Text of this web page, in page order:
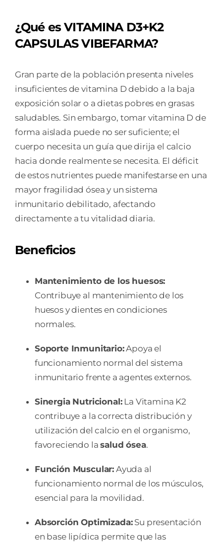
¿Qué es VITAMINA D3+K2
CAPSULAS VIBEFARMA?
Gran parte de la población presenta niveles
insuficientes de vitamina D debido a la baja
exposición solar o a dietas pobres en grasas
saludables. Sin embargo, tomar vitamina D de
forma aislada puede no ser suficiente; el
cuerpo necesita un guía que dirija el calcio
hacia donde realmente se necesita. El déficit
de estos nutrientes puede manifestarse en una
mayor fragilidad ósea y un sistema
inmunitario debilitado, afectando
directamente a tu vitalidad diaria.
Beneficios
Mantenimiento de los huesos:
Contribuye al mantenimiento de los
huesos y dientes en condiciones
normales.
Soporte Inmunitario:Apoya el
funcionamiento normal del sistema
inmunitario frente a agentes externos.
Sinergia Nutricional:La Vitamina K2
contribuye a la correcta distribución y
utilización del calcio en el organismo,
favoreciendo lasalud ósea.
Función Muscular: Ayuda al
funcionamiento normal de los músculos,
esencial para la movilidad.
Absorción Optimizada:Su presentación
en base lipídica permite que las